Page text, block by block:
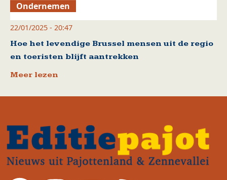
Ondernemen
22/01/2025 - 20:47
Hoe het levendige Brussel mensen uit de regio
en toeristen blijft aantrekken
Meer lezen